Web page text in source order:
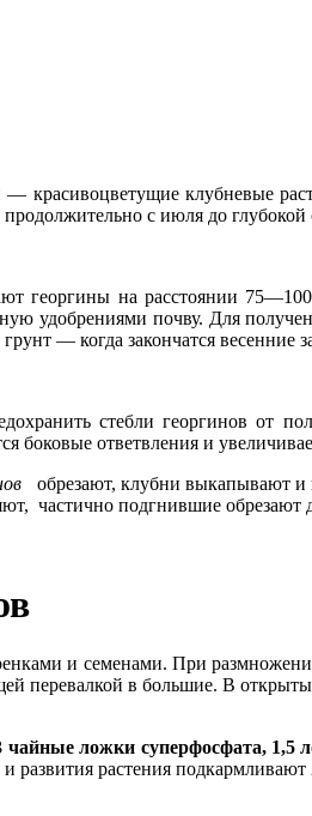
— красивоцветущие клубневые
с июля до глубокой
георгины на расстоянии
удобрениями почву. Для
— когда закончатся
стебли георгинов от
боковые ответвления и
обрезают, клубни выкапывают и
частично подгнившие
и семенами. При
перевалкой в большие. В
ложки суперфосфата, 1,5
развития растения